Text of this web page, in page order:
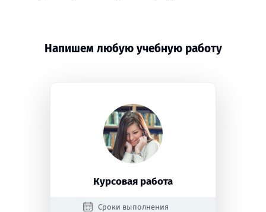
Напишем любую учебную работу
Курсовая работа
Сроки выполнения